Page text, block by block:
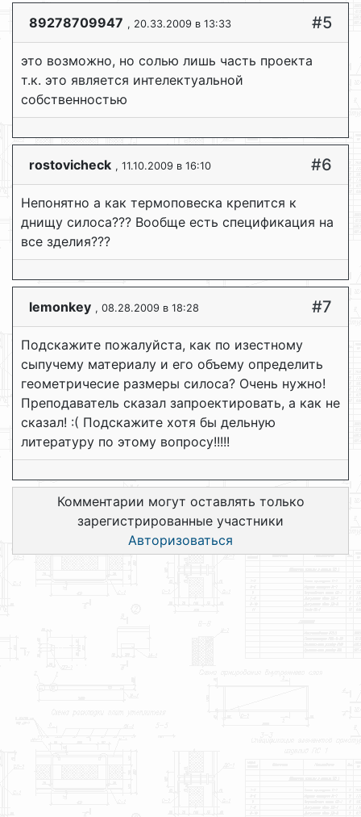
89278709947 , 20.33.2009 в 13:33 #5
это возможно, но солью лишь часть проекта
т.к. это является интелектуальной
собственностью
rostovicheck , 11.10.2009 в 16:10 #6
Непонятно а как термоповеска крепится к
днищу силоса??? Вообще есть спецификация на
все зделия???
lemonkey , 08.28.2009 в 18:28 #7
Подскажите пожалуйста, как по изестному
сыпучему материалу и его объему определить
геометричесие размеры силоса? Очень нужно!
Преподаватель сказал запроектировать, а как не
сказал! :( Подскажите хотя бы дельную
литературу по этому вопросу!!!!!
Комментарии могут оставлять только
зарегистрированные участники
Авторизоваться